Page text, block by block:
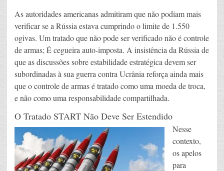
As autoridades americanas admitiram que não podiam mais
verificar se a Rússia estava cumprindo o limite de 1.550
ogivas. Um tratado que não pode ser verificado não é controle
de armas; É cegueira auto-imposta. A insistência da Rússia de
que as discussões sobre estabilidade estratégica devem ser
subordinadas à sua guerra contra Ucrânia reforça ainda mais
que o controle de armas é tratado como uma moeda de troca,
e não como uma responsabilidade compartilhada.
O Tratado START Não Deve Ser Estendido
Nesse
contexto,
os apelos
para